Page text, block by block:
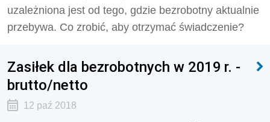
uzależniona jest od tego, gdzie bezrobotny aktualnie
przebywa. Co zrobić, aby otrzymać świadczenie?
Zasiłek dla bezrobotnych w 2019 r. -
brutto/netto
12 paź 2018